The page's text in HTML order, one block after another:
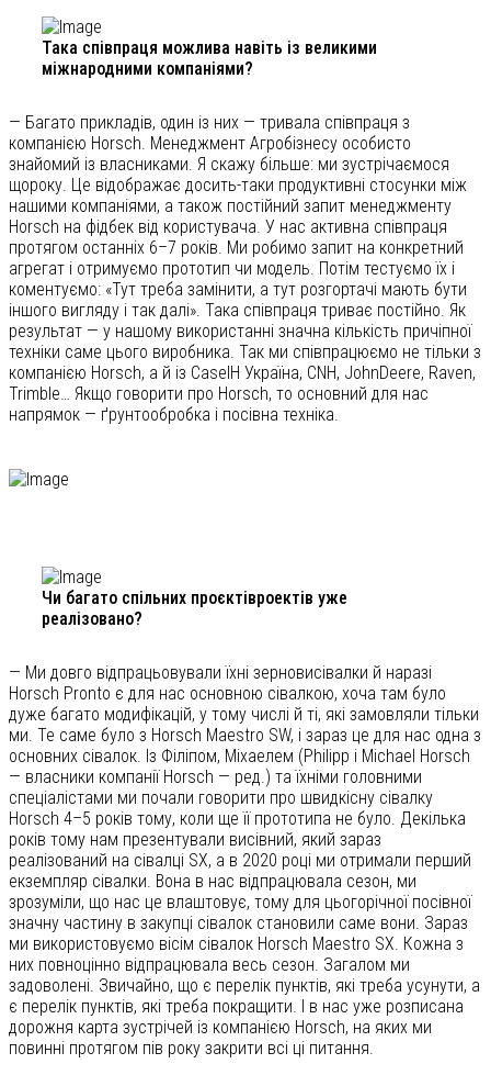
Така співпраця можлива навіть із великими
міжнародними компаніями?
— Багато прикладів, один із них — тривала співпраця з
компанією Horsch. Менеджмент Агробізнесу особисто
знайомий із власниками. Я скажу більше: ми зустрічаємося
щороку. Це відображає досить-таки продуктивні стосунки між
нашими компаніями, а також постійний запит менеджменту
Horsch на фідбек від користувача. У нас активна співпраця
протягом останніх 6–7 років. Ми робимо запит на конкретний
агрегат і отримуємо прототип чи модель. Потім тестуємо їх і
коментуємо: «Тут треба замінити, а тут розгортачі мають бути
іншого вигляду і так далі». Така співпраця триває постійно. Як
результат — у нашому використанні значна кількість причіпної
техніки саме цього виробника. Так ми співпрацюємо не тільки з
компанією Horsch, а й із CaseIH Україна, CNH, JohnDeere, Raven,
Trimble… Якщо говорити про Horsch, то основний для нас
напрямок — ґрунтообробка і посівна техніка.
Чи багато спільних проєктівроектів уже
реалізовано?
— Ми довго відпрацьовували їхні зерновисівалки й наразі
Horsch Pronto є для нас основною сівалкою, хоча там було
дуже багато модифікацій, у тому числі й ті, які замовляли тільки
ми. Те саме було з Horsch Maestro SW, і зараз це для нас одна з
основних сівалок. Із Філіпом, Міхаелем (Philipp і Michael Horsch
— власники компанії Horsch — ред.) та їхніми головними
спеціалістами ми почали говорити про швидкісну сівалку
Horsch 4–5 років тому, коли ще її прототипа не було. Декілька
років тому нам презентували висівний, який зараз
реалізований на сівалці SX, а в 2020 році ми отримали перший
екземпляр сівалки. Вона в нас відпрацювала сезон, ми
зрозуміли, що нас це влаштовує, тому для цьогорічної посівної
значну частину в закупці сівалок становили саме вони. Зараз
ми використовуємо вісім сівалок Horsch Maestro SX. Кожна з
них повноцінно відпрацювала весь сезон. Загалом ми
задоволені. Звичайно, що є перелік пунктів, які треба усунути, а
є перелік пунктів, які треба покращити. І в нас уже розписана
дорожня карта зустрічей із компанією Horsch, на яких ми
повинні протягом пів року закрити всі ці питання.